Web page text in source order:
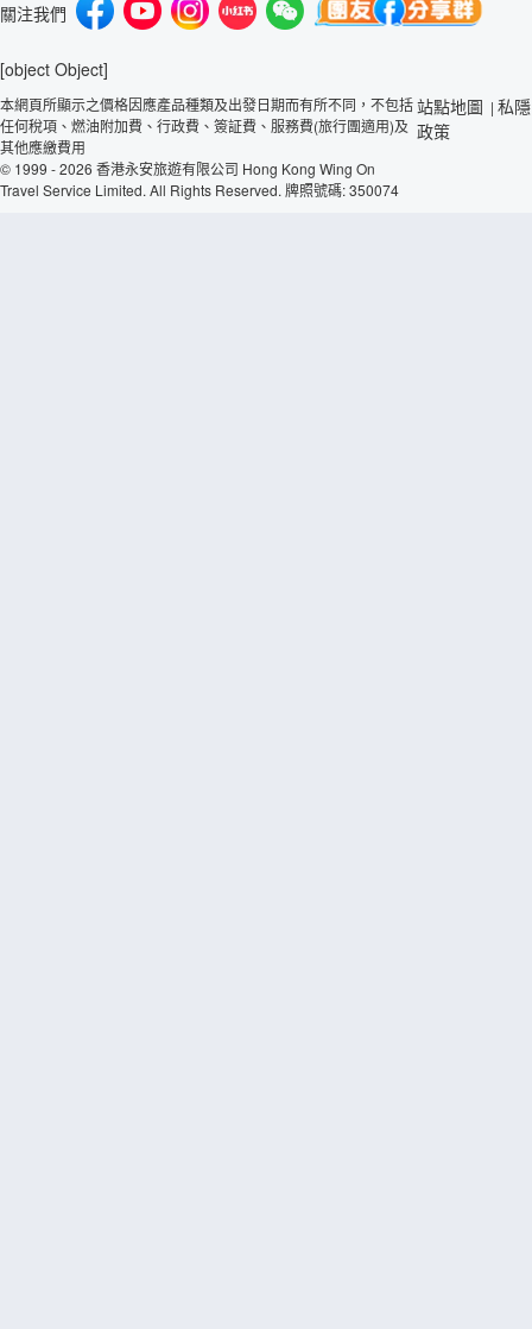
關注我們
[object Object]
本網頁所顯示之價格因應產品種類及出發日期而有所不同，不包括
任何稅項、燃油附加費、行政費、簽証費、服務費(旅行團適用)及
其他應繳費用
© 1999 - 2026 香港永安旅遊有限公司 Hong Kong Wing On
Travel Service Limited. All Rights Reserved. 牌照號碼: 350074
站點地圖 | 私隱
政策